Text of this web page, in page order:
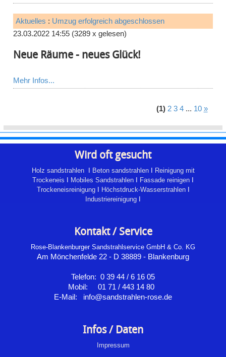
Aktuelles : Umzug erfolgreich abgeschlossen
23.03.2022 14:55 (3289 x gelesen)
Neue Räume - neues Glück!
Mehr Infos...
(1) 2 3 4... 10 »
Wird oft gesucht
Holz sandstrahlenI Beton sandstrahlenI Reinigung mit
Trockeneis I Mobiles Sandstrahlen I Fassade reinigen I
TrockeneisreinigungI Höchstdruck-WasserstrahlenI
Industriereinigung I
Kontakt / Service
Rose-Blankenburger Sandstrahlservice GmbH & Co. KG
Am Mönchenfelde 22 - D 38889 - Blankenburg
Telefon: 0 39 44 / 6 16 05
Mobil: 01 71 / 443 14 80
E-Mail: info@sandstrahlen-rose.de
Infos / Daten
Impressum